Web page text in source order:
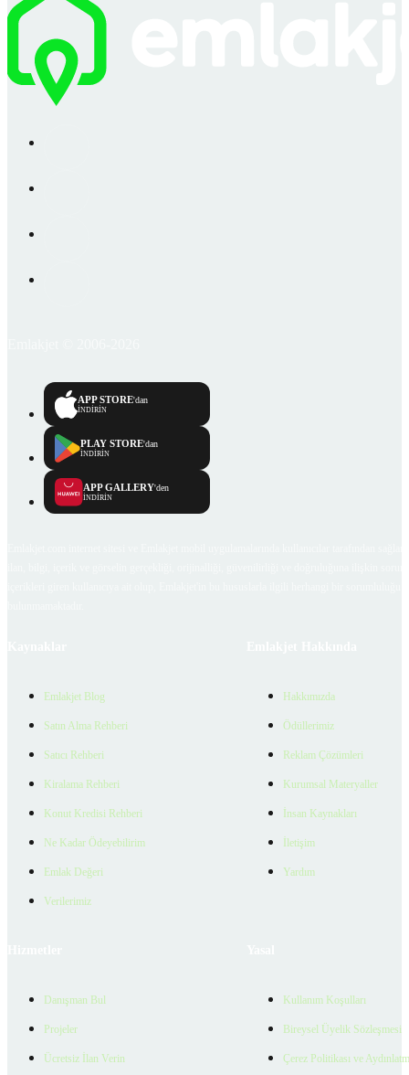
APP STORE'dan
İNDİRİN
PLAY STORE'dan
İNDİRİN
APP GALLERY'den
İNDİRİN
Emlakjet Blog
Satın Alma Rehberi
Satıcı Rehberi
Kiralama Rehberi
Konut Kredisi Rehberi
Ne Kadar Ödeyebilirim
Emlak Değeri
Verilerimiz
Hakkımızda
Ödüllerimiz
Reklam Çözümleri
Kurumsal Materyaller
İnsan Kaynakları
İletişim
Yardım
Danışman Bul
Projeler
Ücretsiz İlan Verin
Kullanım Koşulları
Bireysel Üyelik Sözleşmesi
Çerez Politikası ve